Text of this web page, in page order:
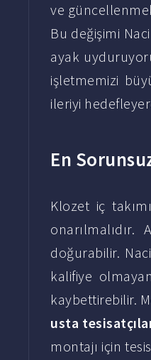
ve
Bu değişimi
ayak
işletmemizi
ileriyi
En
Klozet iç
doğurabilir.
kalifiye
kaybettirebilir.
usta
montajı için